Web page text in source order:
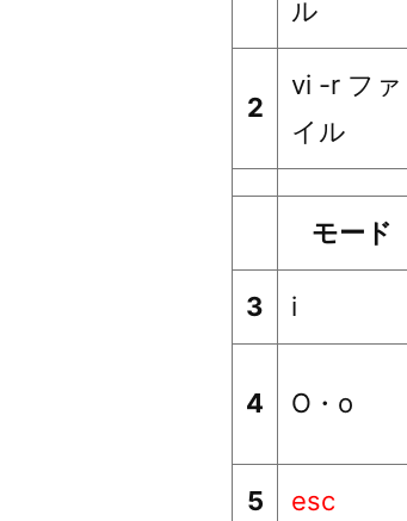
ル
2
vi -r ファ
イル
モード
3 i
4 O・o
5 esc